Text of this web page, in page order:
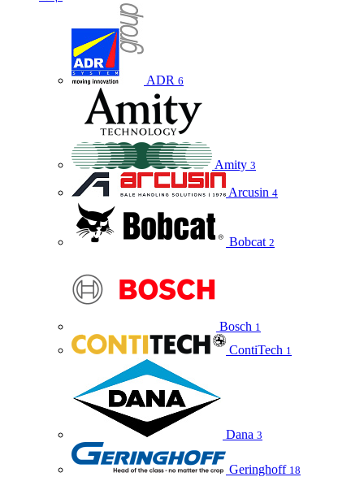
ADR 6
Amity 3
Arcusin 4
Bobcat 2
Bosch 1
ContiTech 1
Dana 3
Geringhoff 18